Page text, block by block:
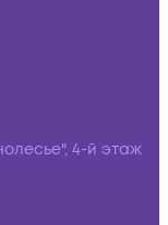
4-й этаж